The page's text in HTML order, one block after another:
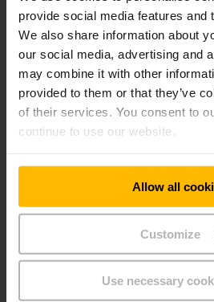
provide social media features and
We also share information about
our social media, advertising and
may combine it with other
provided to them or that they’ve
of their services. You consent to
continue to use our website.
Allow all
Customize
Use necessary
Vuokraa trukkisi netistä
valikoima
Kaikkialle Suomeen! Tarjoamme
Jungheinrichin vuokrauspalvelu on